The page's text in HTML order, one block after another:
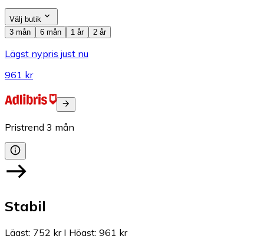
Välj butik
3 mån
6 mån 1 år 2 år
Lägst nypris just nu
961 kr
Pristrend 3 mån
Stabil
Lägst: 752 kr| Högst: 961 kr